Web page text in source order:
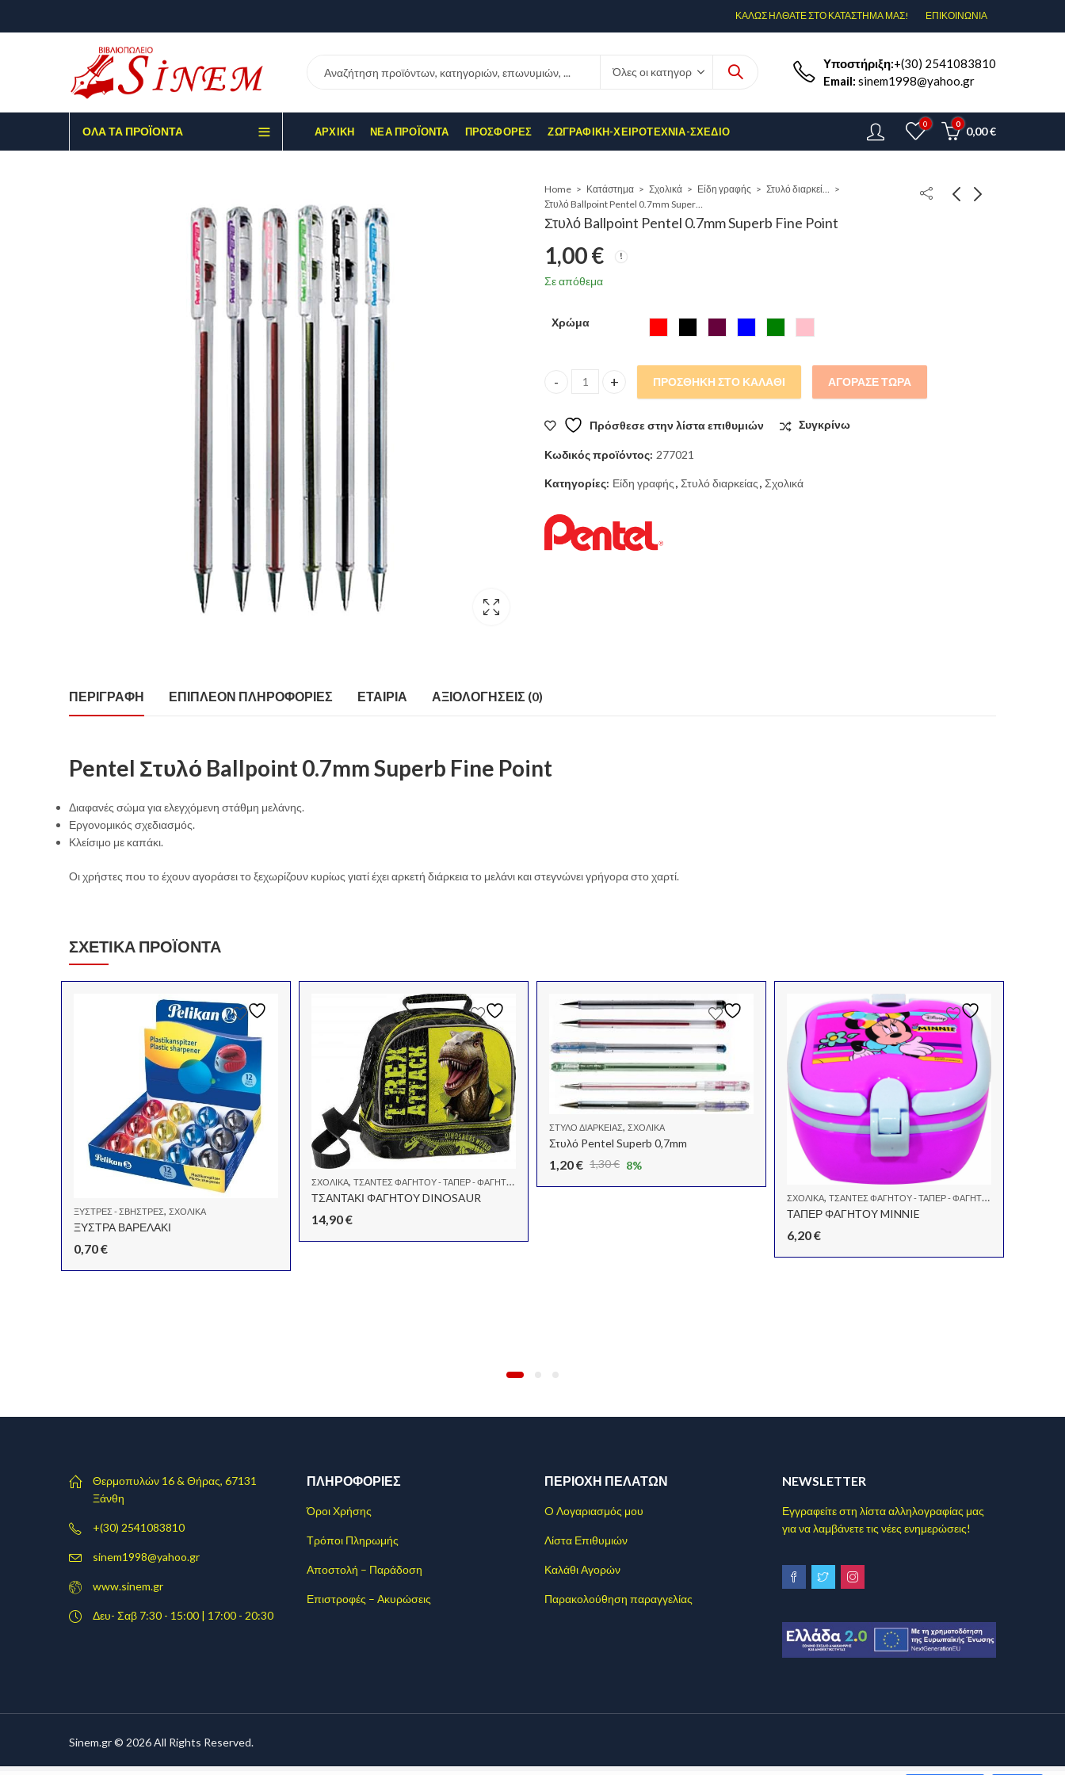
ΚΑΛΩΣ ΗΛΘΑΤΕ ΣΤΟ ΚΑΤΑΣΤΗΜΑ ΜΑΣ! ΕΠΙΚΟΙΝΩΝΊΑ
Υποστήριξη:+(30) 2541083810
Email: sinem1998@yahoo.gr
ΌΛΑ ΤΑ ΠΡΟΪΌΝΤΑ ΑΡΧΙΚΉ ΝΈΑ ΠΡΟΪΌΝΤΑ ΠΡΟΣΦΟΡΈΣ ΖΩΓΡΑΦΙΚΉ-ΧΕΙΡΟΤΕΧΝΊΑ-ΣΧΈΔΙΟ
0 0
0,00€
Home Κατάστημα Σχολικά Είδη γραφής
Στυλό διαρκείας
Στυλό Ballpoint Pentel 0.7mm Superb Fine Point
Στυλό Ballpoint Pentel 0.7mm Superb Fine Point
1,00€
Σε απόθεμα
Χρώμα
Στυλό Ballpoint Pentel 0.7mm Superb Fine Point quantity
ΠΡΟΣΘΉΚΗ ΣΤΟ ΚΑΛΆΘΙ ΑΓΌΡΑΣΕ ΤΏΡΑ
Πρόσθεσε στην λίστα επιθυμιών Συγκρίνω
Κωδικός προϊόντος: 277021
Κατηγορίες: Είδη γραφής, Στυλό διαρκείας, Σχολικά
ΠΕΡΙΓΡΑΦΉ ΕΠΙΠΛΈΟΝ ΠΛΗΡΟΦΟΡΊΕΣ ΕΤΑΙΡΊΑ ΑΞΙΟΛΟΓΉΣΕΙΣ (0)
Pentel Στυλό Ballpoint 0.7mm Superb Fine Point
Διαφανές σώμα για ελεγχόμενη στάθμη μελάνης.
Εργονομικός σχεδιασμός.
Κλείσιμο με καπάκι.
Οι χρήστες που το έχουν αγοράσει το ξεχωρίζουν κυρίως γιατί έχει αρκετή διάρκεια το μελάνι και στεγνώνει γρήγορα στο χαρτί.
ΣΧΕΤΙΚΆ ΠΡΟΪΌΝΤΑ
ΞΎΣΤΡΕΣ - ΣΒΉΣΤΡΕΣ, ΣΧΟΛΙΚΆ
ΞΥΣΤΡΑ ΒΑΡΕΛΑΚΙ
0,70€
ΣΧΟΛΙΚΆ, ΤΣΆΝΤΕΣ ΦΑΓΗΤΟΎ - ΤΑΠΕΡ - ΦΑΓΗΤΟΔΟΧΕΊΑ
ΤΣΑΝΤΑΚΙ ΦΑΓΗΤΟΥ DINOSAUR
14,90€
ΣΤΥΛΌ ΔΙΑΡΚΕΊΑΣ, ΣΧΟΛΙΚΆ
Στυλό Pentel Superb 0,7mm
1,30€
Original
1,20€
Η
8%
ΣΧΟΛΙΚΆ, ΤΣΆΝΤΕΣ ΦΑΓΗΤΟΎ - ΤΑΠΕΡ - ΦΑΓΗΤΟΔΟΧΕΊΑ
ΤΑΠΕΡ ΦΑΓΗΤΟΥ MINNIE
6,20€
Θερμοπυλών 16 & Θήρας, 67131
Ξάνθη
+(30) 2541083810
sinem1998@yahoo.gr
www.sinem.gr
Δευ- Σαβ 7:30 - 15:00 | 17:00 - 20:30
ΠΛΗΡΟΦΟΡΊΕΣ
Όροι Χρήσης
Τρόποι Πληρωμής
Αποστολή – Παράδοση
Επιστροφές – Ακυρώσεις
ΠΕΡΙΟΧΗ ΠΕΛΑΤΩΝ
O Λογαριασμός μου
Λίστα Επιθυμιών
Καλάθι Αγορών
Παρακολούθηση παραγγελίας
NEWSLETTER
Εγγραφείτε στη λίστα αλληλογραφίας μας
για να λαμβάνετε τις νέες ενημερώσεις!
Sinem.gr © 2026 All Rights Reserved.